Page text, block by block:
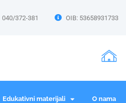
040/372-381 OIB: 53658931733
Edukativni materijali O nama